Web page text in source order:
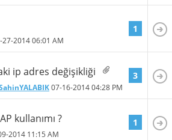
27-201406:01 AM
1
ip adres değişikliği
07-16-201404:28 PM
3
kullanımı ?
2014 11:15 AM
1